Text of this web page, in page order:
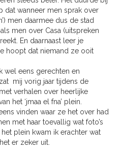
dat wanneer men sprak over
men daarmee dus de stad
men over Casa (uitspreken
En daarnaast leer je
hoopt dat niemand ze ooit
eens gerechten en
mij vorig jaar tijdens de
verhalen over heerlijke
het ‘jmaa el fna’ plein.
vinden waar ze het over had
met haar toevallig wat foto’s
plein kwam ik erachter wat
er zeker uit.